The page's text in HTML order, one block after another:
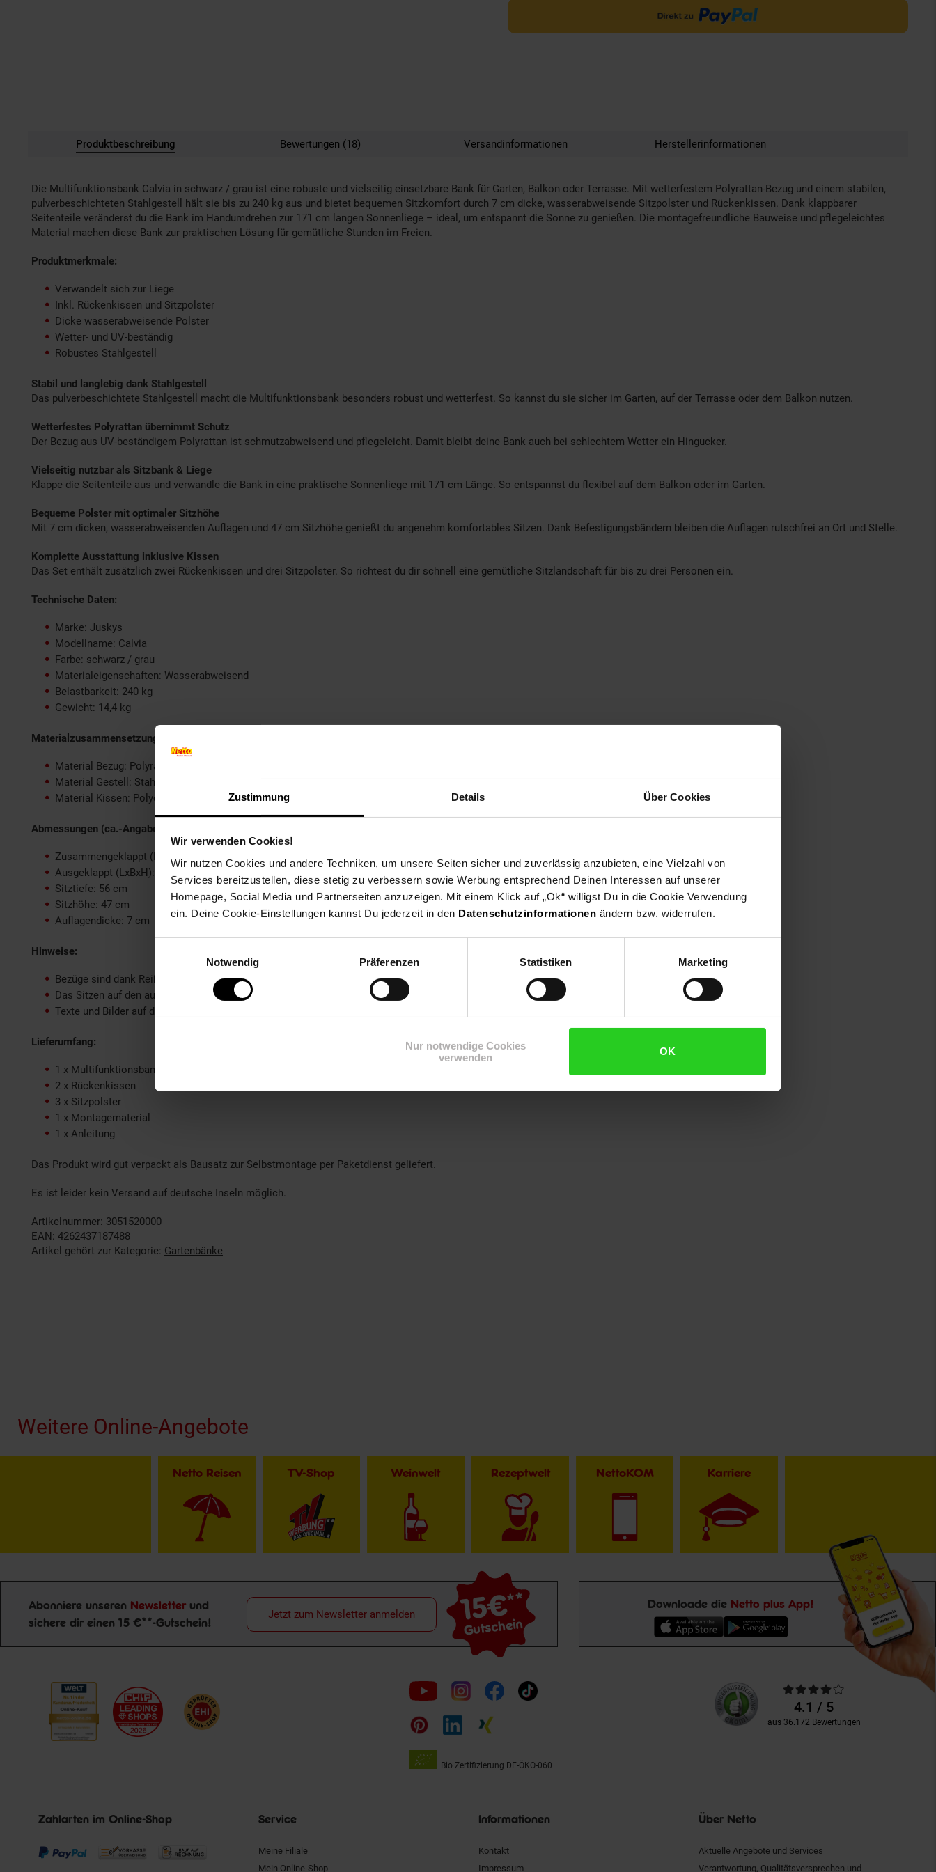
Zustimmung Details Über Cookies
Wir verwenden Cookies!
Wir nutzen Cookies und andere Techniken, um unsere Seiten sicher und zuverlässig anzubieten, eine Vielzahl von
Services bereitzustellen, diese stetig zu verbessern sowie Werbung entsprechend Deinen Interessen auf unserer
Homepage, Social Media und Partnerseiten anzuzeigen. Mit einem Klick auf „Ok“ willigst Du in die Cookie Verwendung
ein. Deine Cookie-Einstellungen kannst Du jederzeit in den Datenschutzinformationen ändern bzw. widerrufen.
Notwendig
Präferenzen Statistiken Marketing
Nur notwendige Cookies
verwenden
OK
Produktbeschreibung Bewertungen (18) Versandinformationen Herstellerinformationen
Die Multifunktionsbank Calvia in schwarz / grau ist eine robuste und vielseitig einsetzbare Bank für Garten, Balkon oder Terrasse. Mit wetterfestem Polyrattan-Bezug und einem stabilen,
pulverbeschichteten Stahlgestell hält sie bis zu 240 kg aus und bietet bequemen Sitzkomfort durch 7 cm dicke, wasserabweisende Sitzpolster und Rückenkissen. Dank klappbarer
Seitenteile veränderst du die Bank im Handumdrehen zur 171 cm langen Sonnenliege – ideal, um entspannt die Sonne zu genießen. Die montagefreundliche Bauweise und pflegeleichtes
Material machen diese Bank zur praktischen Lösung für gemütliche Stunden im Freien.
Produktmerkmale:
Verwandelt sich zur Liege
Inkl. Rückenkissen und Sitzpolster
Dicke wasserabweisende Polster
Wetter- und UV-beständig
Robustes Stahlgestell
Stabil und langlebig dank Stahlgestell
Das pulverbeschichtete Stahlgestell macht die Multifunktionsbank besonders robust und wetterfest. So kannst du sie sicher im Garten, auf der Terrasse oder dem Balkon nutzen.
Wetterfestes Polyrattan übernimmt Schutz
Der Bezug aus UV-beständigem Polyrattan ist schmutzabweisend und pflegeleicht. Damit bleibt deine Bank auch bei schlechtem Wetter ein Hingucker.
Vielseitig nutzbar als Sitzbank & Liege
Klappe die Seitenteile aus und verwandle die Bank in eine praktische Sonnenliege mit 171 cm Länge. So entspannst du flexibel auf dem Balkon oder im Garten.
Bequeme Polster mit optimaler Sitzhöhe
Mit 7 cm dicken, wasserabweisenden Auflagen und 47 cm Sitzhöhe genießt du angenehm komfortables Sitzen. Dank Befestigungsbändern bleiben die Auflagen rutschfrei an Ort und Stelle.
Komplette Ausstattung inklusive Kissen
Das Set enthält zusätzlich zwei Rückenkissen und drei Sitzpolster. So richtest du dir schnell eine gemütliche Sitzlandschaft für bis zu drei Personen ein.
Technische Daten:
Marke: Juskys
Modellname: Calvia
Farbe: schwarz / grau
Materialeigenschaften: Wasserabweisend
Belastbarkeit: 240 kg
Gewicht: 14,4 kg
Materialzusammensetzung:
Material Bezug: Polyrattan (100% Polyester)
Material Gestell: Stahl (pulverbeschichtet)
Material Kissen: Polyester
Abmessungen (ca.-Angaben):
Zusammengeklappt (LxBxH): 131,5 x 62 x 83,5 cm
Ausgeklappt (LxBxH): 171 x 62 x 83,5 cm
Sitztiefe: 56 cm
Sitzhöhe: 47 cm
Auflagendicke: 7 cm
Hinweise:
Bezüge sind dank Reißverschlüssen bei 30°C waschbar.
Das Sitzen auf den ausgeklappten Armlehnen wird nicht empfohlen.
Texte und Bilder auf dieser Website können KI-unterstützt erstellt worden sein und werden redaktionell geprüft.
Lieferumfang:
1 x Multifunktionsbank Calvia
2 x Rückenkissen
3 x Sitzpolster
1 x Montagematerial
1 x Anleitung
Das Produkt wird gut verpackt als Bausatz zur Selbstmontage per Paketdienst geliefert.
Es ist leider kein Versand auf deutsche Inseln möglich.
Artikelnummer: 3051520000
EAN: 4262437187488
Artikel gehört zur Kategorie: Gartenbänke
Weitere Online-Angebote
Netto Reisen TV-Shop Weinwelt Rezeptwelt NettoKOM Karriere
Newsletter Anmeldung
Abonniere unseren Newsletter und
sichere dir einen 15 €**-Gutschein!
15€**
Gutschein
Jetzt zum Newsletter anmelden
Downloade die Netto plus App!
Folge
uns
auf
Bio Zertifizierung DE-ÖKO-060
Unsere
Kundenbewertungen
Durchschnittliche
Bewertungen4.1 / 5
aus 36.172 Bewertungen
Zahlarten im Online-Shop Service
Meine Filiale
Mein Online-Shop
Informationen
Kontakt
Impressum
Über Netto
Aktuelle Angebote und Services
Verantwortung, Qualitätsversprechen und